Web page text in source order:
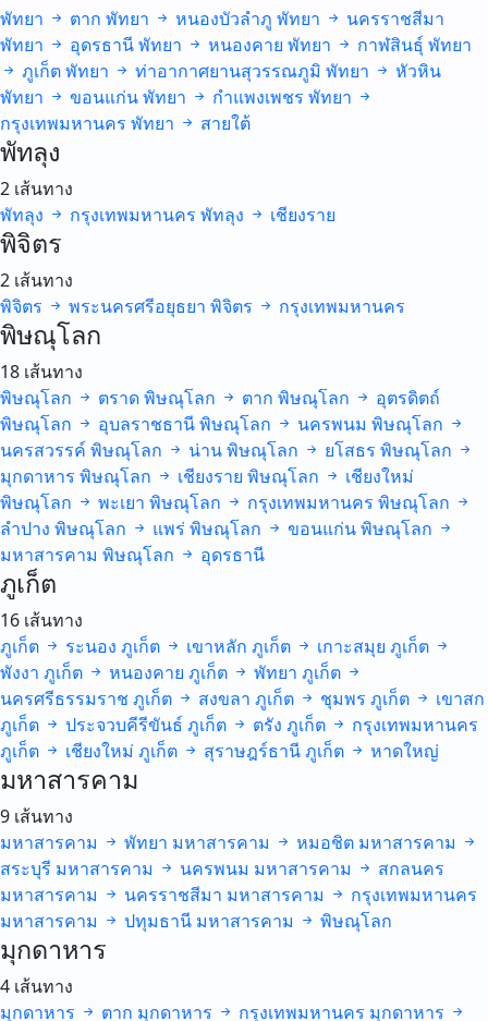
พัทยา
ตาก พัทยา หนองบัวลำภู พัทยา
นครราชสีมา
พัทยา
อุดรธานีพัทยา หนองคาย พัทยา กาฬสินธุ์ พัทยา
ภูเก็ตพัทยา ท่าอากาศยานสุวรรณภูมิ พัทยา
หัวหิน
พัทยา
ขอนแก่นพัทยา กำแพงเพชร พัทยา
กรุงเทพมหานคร พัทยา สายใต้
พัทลุง
2 เส้นทาง
พัทลุง
กรุงเทพมหานคร พัทลุง เชียงราย
พิจิตร
2 เส้นทาง
พิจิตร
พระนครศรีอยุธยา พิจิตร กรุงเทพมหานคร
พิษณุโลก
18 เส้นทาง
พิษณุโลก
ตราดพิษณุโลก ตาก พิษณุโลก
อุตรดิตถ์
พิษณุโลก
อุบลราชธานีพิษณุโลก นครพนม พิษณุโลก
นครสวรรค์ พิษณุโลก น่านพิษณุโลก ยโสธร พิษณุโลก
มุกดาหาร พิษณุโลก เชียงราย พิษณุโลก
เชียงใหม่
พิษณุโลก
พะเยา พิษณุโลก กรุงเทพมหานคร พิษณุโลก
ลำปาง พิษณุโลก แพร่ พิษณุโลก ขอนแก่นพิษณุโลก
มหาสารคาม พิษณุโลก อุดรธานี
ภูเก็ต
16 เส้นทาง
ภูเก็ต
ระนอง ภูเก็ต เขาหลัก ภูเก็ต เกาะสมุย ภูเก็ต
พังงา ภูเก็ต หนองคาย ภูเก็ต พัทยา ภูเก็ต
นครศรีธรรมราช ภูเก็ต สงขลา ภูเก็ต ชุมพร ภูเก็ต
เขาสก
ภูเก็ต
ประจวบคีรีขันธ์ ภูเก็ต ตรัง ภูเก็ต
กรุงเทพมหานคร
ภูเก็ต
เชียงใหม่ ภูเก็ต สุราษฎร์ธานีภูเก็ต หาดใหญ่
มหาสารคาม
9 เส้นทาง
มหาสารคาม
พัทยา มหาสารคาม หมอชิต มหาสารคาม
สระบุรี มหาสารคาม นครพนม มหาสารคาม
สกลนคร
มหาสารคาม
นครราชสีมา มหาสารคาม
กรุงเทพมหานคร
มหาสารคาม
ปทุมธานี มหาสารคาม พิษณุโลก
มุกดาหาร
4 เส้นทาง
มุกดาหาร
ตาก มุกดาหาร กรุงเทพมหานคร มุกดาหาร